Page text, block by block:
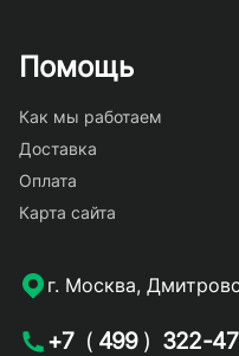
Помощь
Как мы работаем
Доставка
Оплата
Карта сайта
г. Москва,
+7 ( 499 ) 322-